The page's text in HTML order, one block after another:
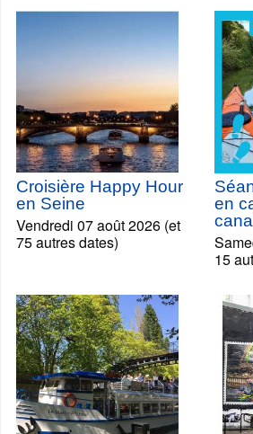
Croisière Happy Hour
en Seine
Vendredi 07 août 2026 (et
75 autres dates)
en
15